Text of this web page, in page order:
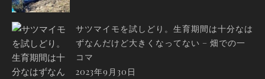
サツマイモを試しどり。生育期間は十分なは
ずなんだけど大きくなってない – 畑での一
コマ
2023年9月30日